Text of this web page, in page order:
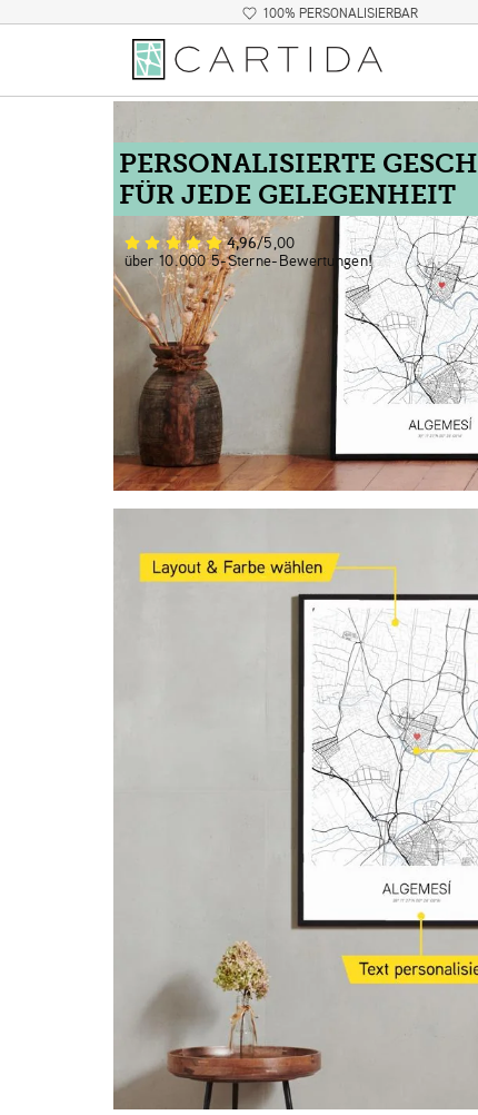
100% PERSONALISIERBAR
PERSONALISIERTE
FÜR JEDE GELEGENHEIT
4,96/5,00
über 10.000 5-Sterne-Bewertungen!